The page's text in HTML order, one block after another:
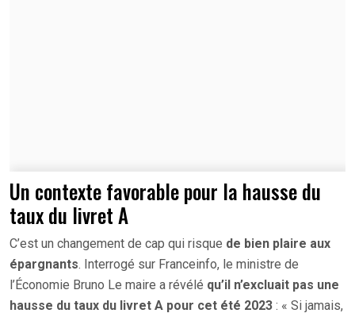
Un contexte favorable pour la hausse du
taux du livret A
C’est un changement de cap qui risque de bien plaire aux
épargnants. Interrogé sur Franceinfo, le ministre de
l’Économie Bruno Le maire a révélé qu’il n’excluait pas une
hausse du taux du livret A pour cet été 2023 : « Si jamais,